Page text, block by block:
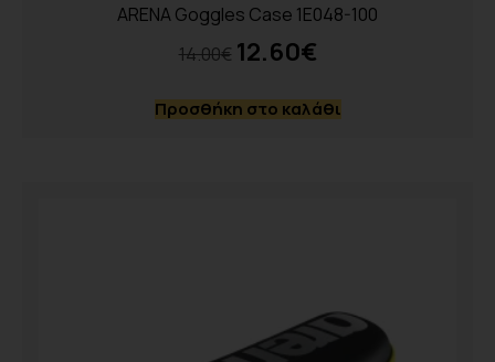
ARENA Goggles Case 1E048-100
14.00€ 12.60€
Προσθήκη στο καλάθι